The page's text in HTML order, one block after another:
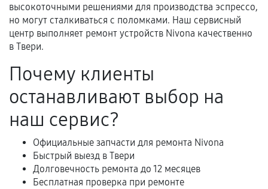
Документы для подтверждения
гарантии
Акт выполненных работ с датой, перечнем
услуг и сроком гарантии.
Документы на установленные комплектующие
и кассовый чек.
Расширенная гарантия
высокоточными решениями для производства эспрессо,
но могут сталкиваться с поломками. Наш сервисный
центр выполняет ремонт устройств Nivona качественно
в Твери.
Почему клиенты
останавливают выбор на
наш сервис?
Официальные запчасти для ремонта Nivona
Быстрый выезд в Твери
Долговечность ремонта до 12 месяцев
Бесплатная проверка при ремонте